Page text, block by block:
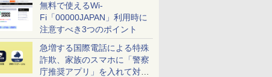
無料で使えるWi-
Fi「00000JAPAN」利用時に
注意すべき3つのポイント
急増する国際電話による特殊
詐欺、家族のスマホに「警察
庁推奨アプリ」を入れて対策